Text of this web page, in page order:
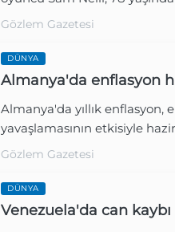
Gözlem Gazetesi
DÜNYA
Almanya'da enflasyon
Almanya'da yıllık enflasyon,
yavaşlamasının etkisiyle
Gözlem Gazetesi
DÜNYA
Venezuela'da can